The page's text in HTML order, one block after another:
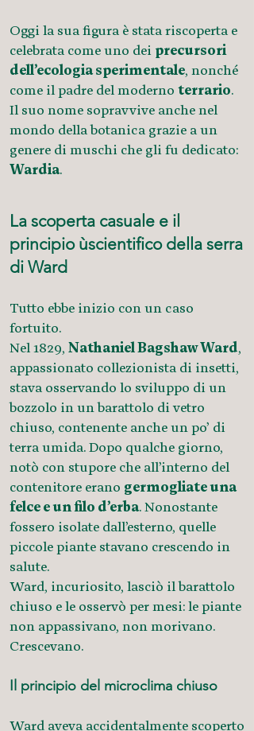
Oggi la sua figura è stata riscoperta e
celebrata come uno dei precursori
dell’ecologia sperimentale, nonché
come il padre del moderno terrario.
Il suo nome sopravvive anche nel
mondo della botanica grazie a un
genere di muschi che gli fu dedicato:
Wardia.
La scoperta casuale e il
principio ùscientifico della serra
di Ward
Tutto ebbe inizio con un caso
fortuito.
Nel 1829, Nathaniel Bagshaw Ward,
appassionato collezionista di insetti,
stava osservando lo sviluppo di un
bozzolo in un barattolo di vetro
chiuso, contenente anche un po’ di
terra umida. Dopo qualche giorno,
notò con stupore che all’interno del
contenitore erano germogliate una
felce e un filo d’erba. Nonostante
fossero isolate dall’esterno, quelle
piccole piante stavano crescendo in
salute.
Ward, incuriosito, lasciò il barattolo
chiuso e le osservò per mesi: le piante
non appassivano, non morivano.
Crescevano.
Il principio del microclima chiuso
Ward aveva accidentalmente scoperto